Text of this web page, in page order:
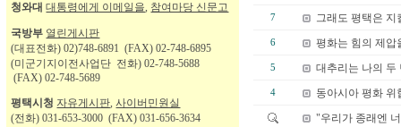
청와대 대통령에게 이메일을, 참여마당 신문고
국방부 열린게시판
(대표전화) 02)748-6891 (FAX) 02-748-6895
(미군기지이전사업단 전화) 02-748-5688
(FAX) 02-748-5689
평택시청 자유게시판,사이버민원실
(전화) 031-653-3000 (FAX) 031-656-3634
7 그래도 평택은 지
6 평화는 힘의 제압
5 대추리는 나의 두
4
동아시아 평화
"우리가 종래엔